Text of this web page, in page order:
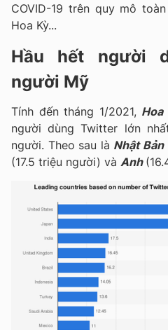
COVID-19 trên quy mô
Hoa Kỳ...
Hầu hết người
người Mỹ
Tính đến tháng 1/2021, Hoa
người dùng Twitter lớn
người. Theo sau là Nhật Bản
(17.5 triệu người) và Anh